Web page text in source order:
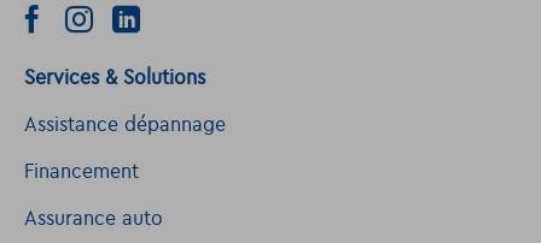
Services & Solutions
Assistance dépannage
Financement
Assurance auto